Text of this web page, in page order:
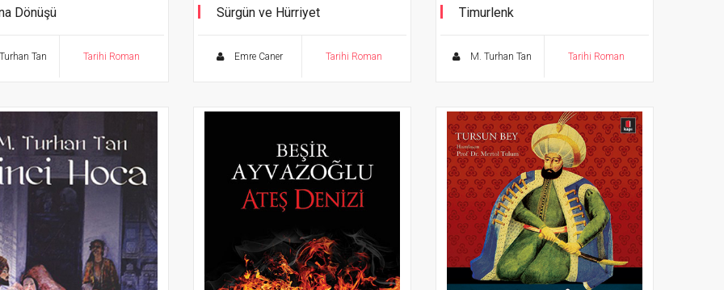
Dönüşü
Tan Tarihi Roman
Sürgün ve Hürriyet
Emre Caner Tarihi Roman
Timurlenk
M. Turhan Tan Tarihi Roman